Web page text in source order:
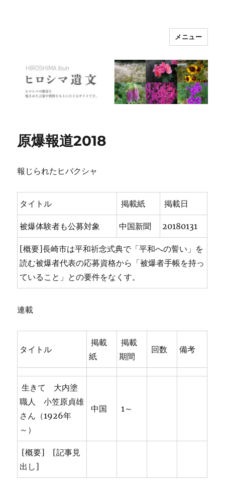
メニュー
原爆報道2018
報じられたヒバクシャ
タイトル 掲載紙 掲載日
被爆体験者も公募対象 中国新聞 20180131
[概要]長崎市は平和祈念式典で「平和への誓い」を
読む被爆者代表の応募資格から「被爆者手帳を持っ
ていること」との要件をなくす。
連載
タイトル
掲載
紙
掲載
期間
回数 備考
生きて 大内塗
職人 小笠原貞雄
さん（1926年
～）
中国 1～
[概要] [記事見
出し]